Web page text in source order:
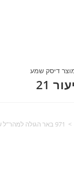
> 971 באר הגולה למהר”ל שיעור 21